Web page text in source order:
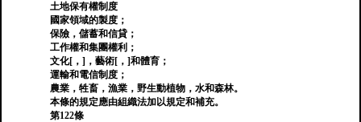
土地保有權制度
國家領域的製度；
保險，儲蓄和信貸；
工作權和集團權利；
文化[，]，藝術[，]和體育；
運輸和電信制度；
農業，牲畜，漁業，野生動植物，水和森林。
本條的規定應由組織法加以規定和補充。
第122條